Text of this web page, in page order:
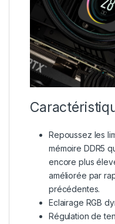
Repoussez les
mémoire DDR5
encore plus
améliorée par
précédentes.
Eclairage RGB
Régulation de